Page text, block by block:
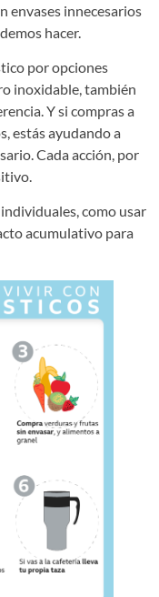
envases innecesarios
hacer.
por opciones
inoxidable, también
Y si compras a
estás ayudando a
Cada acción, por
como usar
acumulativo para